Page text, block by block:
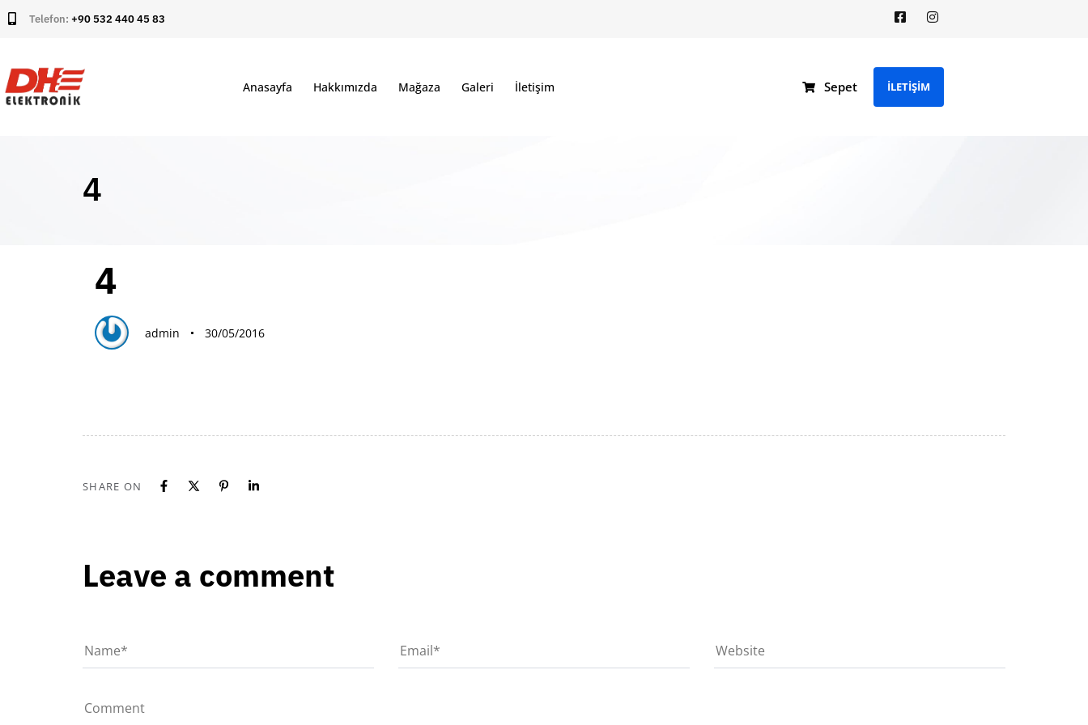
Telefon: +90 532 440 45 83
Anasayfa Hakkımızda Mağaza Galeri İletişim Sepet İLETİŞİM
4
IN:
4
admin
on:
30/05/2016
SHARE ON
Leave a comment